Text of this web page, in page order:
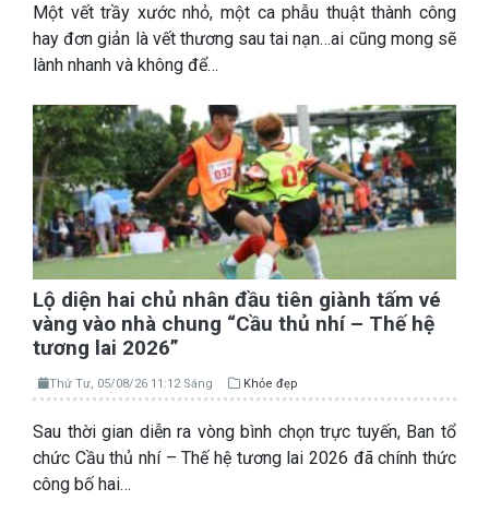
Một vết trầy xước nhỏ, một ca phẫu thuật thành công
hay đơn giản là vết thương sau tai nạn…ai cũng mong sẽ
lành nhanh và không để…
Lộ diện hai chủ nhân đầu tiên giành tấm vé
vàng vào nhà chung “Cầu thủ nhí – Thế hệ
tương lai 2026”
Thứ Tư, 05/08/26 11:12 Sáng Khỏe đẹp
Sau thời gian diễn ra vòng bình chọn trực tuyến, Ban tổ
chức Cầu thủ nhí – Thế hệ tương lai 2026 đã chính thức
công bố hai…